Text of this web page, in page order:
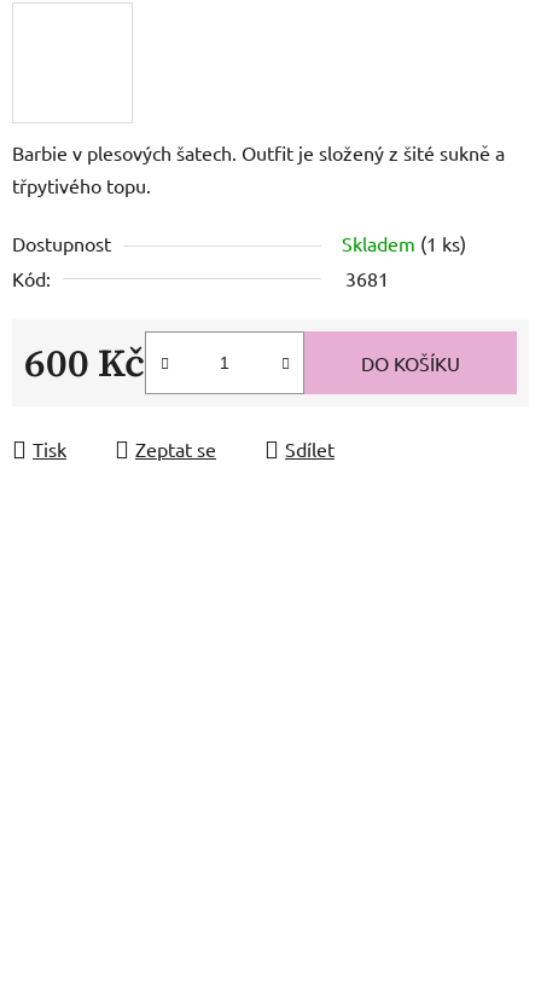
Barbie v plesových šatech. Outfit je složený z šité sukně a
třpytivého topu.
Dostupnost Skladem (1 ks)
Kód:
3681
600 Kč DO KOŠÍKU
Tisk Zeptat se Sdílet